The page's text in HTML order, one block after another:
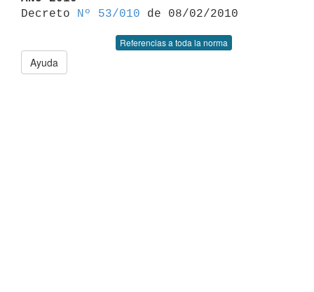
Decreto
Nº 53/010
Referencias a toda la norma
Ayuda